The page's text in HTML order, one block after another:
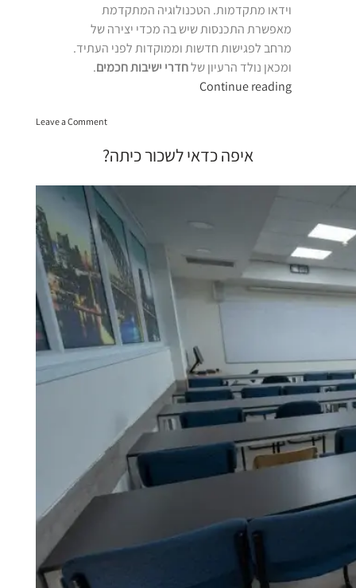
וידאו מתקדמות. הטכנולוגיה המתקדמת
מאפשרת התכנסות שיש בה מכדי יצירה של
מרחב לפגישות חדשות וממוקדות לפני העתיד.
ומכאן נולד הרעיון שלחדרי ישיבות חכמים.
Continue reading“חדרי
Leave a Commenton
ישיבות
חכמים
איפה כדאי לשכור כיתה?